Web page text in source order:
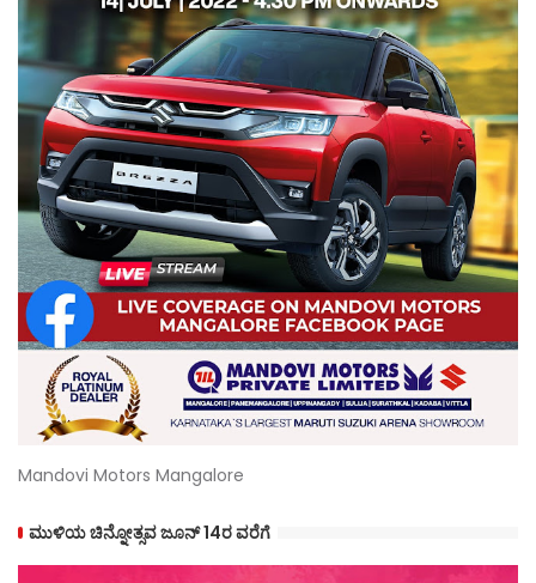
Mandovi Motors Mangalore
ಮುಳಿಯ ಚಿನ್ನೋತ್ಸವ ಜೂನ್ 14ರ ವರೆಗೆ